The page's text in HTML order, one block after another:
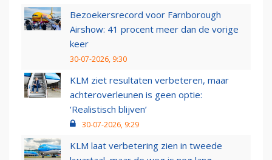
Bezoekersrecord voor Farnborough
Airshow: 41 procent meer dan de vorige
keer
30-07-2026, 9:30
KLM ziet resultaten verbeteren, maar
achteroverleunen is geen optie:
‘Realistisch blijven’
30-07-2026, 9:29
KLM laat verbetering zien in tweede